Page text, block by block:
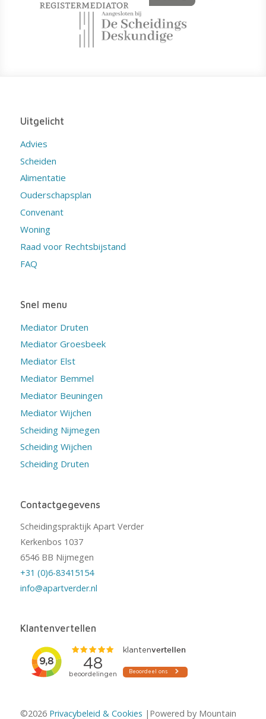
Uitgelicht
Advies
Scheiden
Alimentatie
Ouderschapsplan
Convenant
Woning
Raad voor Rechtsbijstand
FAQ
Snel menu
Mediator Druten
Mediator Groesbeek
Mediator Elst
Mediator Bemmel
Mediator Beuningen
Mediator Wijchen
Scheiding Nijmegen
Scheiding Wijchen
Scheiding Druten
Contactgegevens
Scheidingspraktijk Apart Verder
Kerkenbos 1037
6546 BB Nijmegen
+31 (0)6-83415154
info@apartverder.nl
Klantenvertellen
©2026 Privacybeleid & Cookies |Powered by Mountain